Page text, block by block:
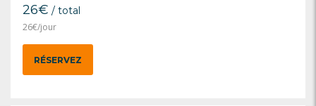
26€ / total
26€/jour
RÉSERVEZ